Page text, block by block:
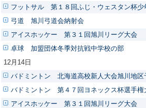
フットサル 第１８回ふじ・ウェスタン杯少
弓道 旭川弓道会納射会
アイスホッケー 第３１回旭川リーグ大会
卓球 加盟団体冬季対抗戦中学校の部
12月14日
バドミントン 北海道高校新人大会旭川地区
バドミントン 第４７回ヨネックス杯選手権
アイスホッケー 第３１回旭川リーグ大会